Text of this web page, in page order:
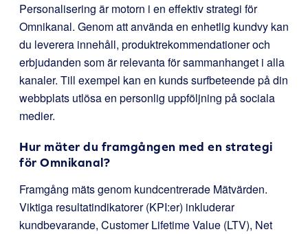
Personalisering är motorn i en effektiv strategi för
Omnikanal. Genom att använda en enhetlig kundvy kan
du leverera innehåll, produktrekommendationer och
erbjudanden som är relevanta för sammanhanget i alla
kanaler. Till exempel kan en kunds surfbeteende på din
webbplats utlösa en personlig uppföljning på sociala
medier.
Hur mäter du framgången med en strategi
för Omnikanal?
Framgång mäts genom kundcentrerade Mätvärden.
Viktiga resultatindikatorer (KPI:er) inkluderar
kundbevarande, Customer Lifetime Value (LTV), Net